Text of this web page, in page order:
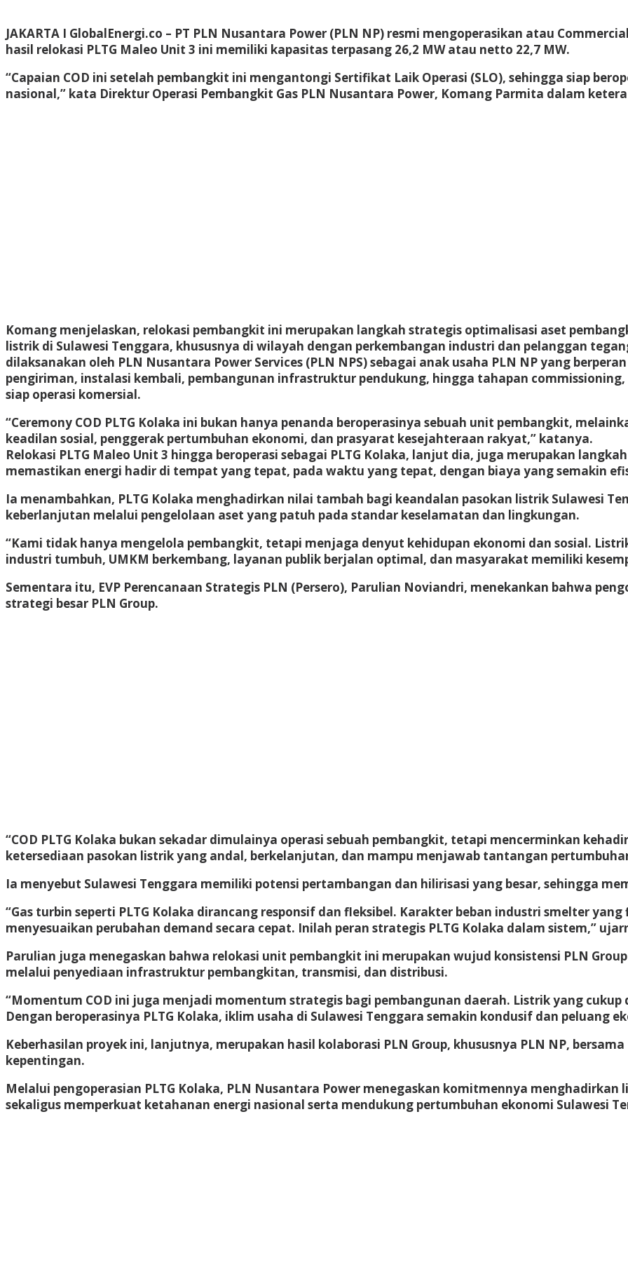
JAKARTA I GlobalEnergi.co – PT PLN Nusantara Power (PLN NP) resmi mengoperasikan atau
hasil relokasi PLTG Maleo Unit 3 ini memiliki kapasitas terpasang 26,2 MW atau netto 22,7 MW.
“Capaian COD ini setelah pembangkit ini mengantongi Sertifikat Laik Operasi (SLO), sehingga siap
nasional,” kata Direktur Operasi Pembangkit Gas PLN Nusantara Power, Komang Parmita dalam
Komang menjelaskan, relokasi pembangkit ini merupakan langkah strategis optimalisasi aset
listrik di Sulawesi Tenggara, khususnya di wilayah dengan perkembangan industri dan pelanggan
dilaksanakan oleh PLN Nusantara Power Services (PLN NPS) sebagai anak usaha PLN NP yang
pengiriman, instalasi kembali, pembangunan infrastruktur pendukung, hingga tahapan
siap operasi komersial.
“Ceremony COD PLTG Kolaka ini bukan hanya penanda beroperasinya sebuah unit pembangkit,
keadilan sosial, penggerak pertumbuhan ekonomi, dan prasyarat kesejahteraan rakyat,” katanya.
Relokasi PLTG Maleo Unit 3 hingga beroperasi sebagai PLTG Kolaka, lanjut dia, juga merupakan
memastikan energi hadir di tempat yang tepat, pada waktu yang tepat, dengan biaya yang semakin
Ia menambahkan, PLTG Kolaka menghadirkan nilai tambah bagi keandalan pasokan listrik Sulawesi
keberlanjutan melalui pengelolaan aset yang patuh pada standar keselamatan dan lingkungan.
“Kami tidak hanya mengelola pembangkit, tetapi menjaga denyut kehidupan ekonomi dan sosial.
industri tumbuh, UMKM berkembang, layanan publik berjalan optimal, dan masyarakat memiliki
Sementara itu, EVP Perencanaan Strategis PLN (Persero), Parulian Noviandri, menekankan bahwa
strategi besar PLN Group.
“COD PLTG Kolaka bukan sekadar dimulainya operasi sebuah pembangkit, tetapi mencerminkan
ketersediaan pasokan listrik yang andal, berkelanjutan, dan mampu menjawab tantangan
Ia menyebut Sulawesi Tenggara memiliki potensi pertambangan dan hilirisasi yang besar, sehingga
“Gas turbin seperti PLTG Kolaka dirancang responsif dan fleksibel. Karakter beban industri smelter
menyesuaikan perubahan demand secara cepat. Inilah peran strategis PLTG Kolaka dalam sistem,”
Parulian juga menegaskan bahwa relokasi unit pembangkit ini merupakan wujud konsistensi PLN
melalui penyediaan infrastruktur pembangkitan, transmisi, dan distribusi.
“Momentum COD ini juga menjadi momentum strategis bagi pembangunan daerah. Listrik yang
Dengan beroperasinya PLTG Kolaka, iklim usaha di Sulawesi Tenggara semakin kondusif dan peluang
Keberhasilan proyek ini, lanjutnya, merupakan hasil kolaborasi PLN Group, khususnya PLN NP,
kepentingan.
Melalui pengoperasian PLTG Kolaka, PLN Nusantara Power menegaskan komitmennya
sekaligus memperkuat ketahanan energi nasional serta mendukung pertumbuhan ekonomi Sulawesi